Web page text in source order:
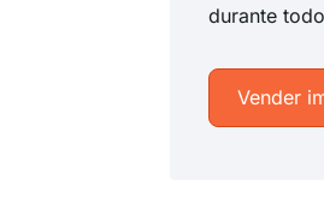
durante
Vender